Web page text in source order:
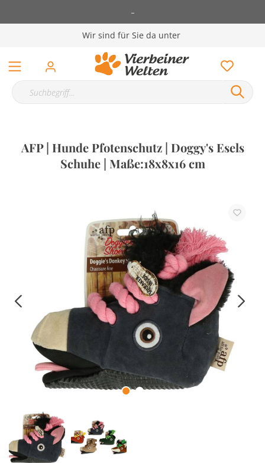
-
Wir sind für Sie da unter
AFP | Hunde Pfotenschutz | Doggy's Esels
Schuhe | Maße:18x8x16 cm